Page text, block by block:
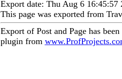
Export date: Thu Aug 6
This page was exported from
Export of Post and Page has
plugin from